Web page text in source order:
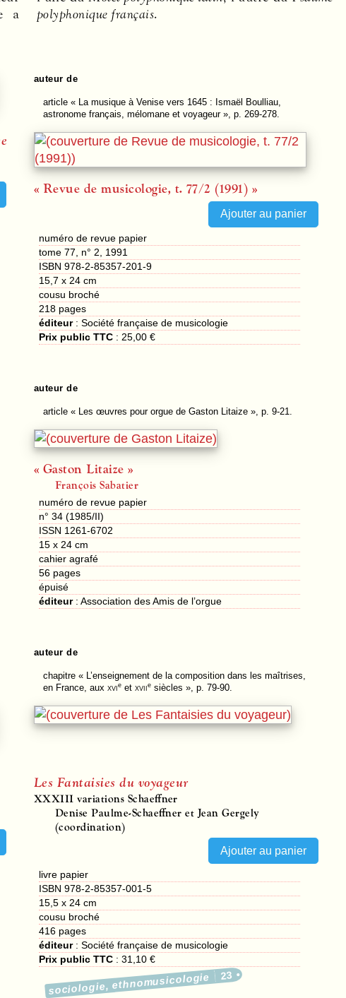
a
polyphonique français.
auteur de
article« La musique à Venise vers 1645 : Ismaël Boulliau,
astronome français, mélomane et voyageur », p. 269-278.
« Revue de musicologie, t. 77/2 (1991) »
numéro de revue papier
tome 77, n° 2, 1991
ISBN 978-2-85357-201-9
15,7 x 24 cm
cousu broché
218 pages
éditeur:Société française de musicologie
Prix public TTC : 25,00 €
auteur de
article« Les œuvres pour orgue de Gaston Litaize », p. 9-21.
« Gaston Litaize »
François Sabatier
numéro de revue papier
n° 34 (1985/II)
ISSN 1261-6702
15 x 24 cm
cahier agrafé
56 pages
épuisé
éditeur:Association des Amis de l’orgue
auteur de
chapitre« L’enseignement de la composition dans les maîtrises,
en France, aux xvieet xviiesiècles », p. 79-90.
Les Fantaisies du voyageur
XXXIII variations Schaeffner
Denise Paulme-Schaeffner et Jean Gergely
(coordination)
livre papier
ISBN 978-2-85357-001-5
15,5 x 24 cm
cousu broché
416 pages
éditeur:Société française de musicologie
Prix public TTC :31,10 €
sociologie, ethnomusicologie 23